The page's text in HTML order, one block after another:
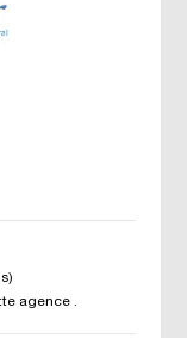
agence .